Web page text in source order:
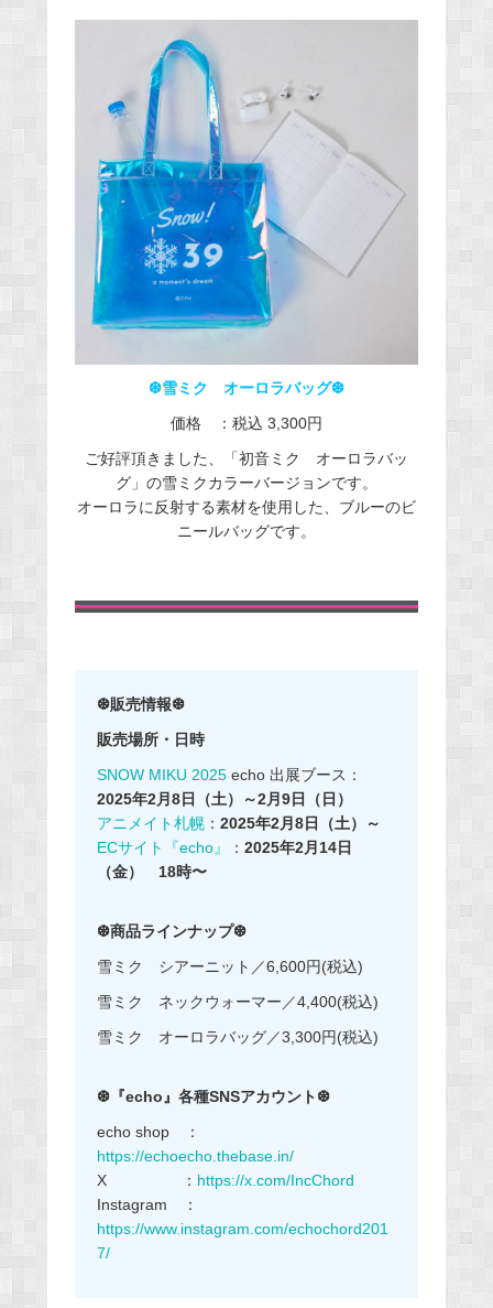
❆雪ミク オーロラバッグ❆
価格 ：税込 3,300円​
ご好評頂きました、「初音ミク オーロラバッ
グ」の雪ミクカラーバージョンです。
オーロラに反射する素材を使用した、ブルーのビ
ニールバッグです。
❆販売情報❆
販売場所・日時
SNOW MIKU 2025echo 出展ブース：
2025年2月8日（土）～2月9日（日）
アニメイト札幌： 2025年2月8日（土）～
ECサイト『echo』
： 2025年2月14日
（金） 18時〜
❆商品ラインナップ❆
雪ミク シアーニット／6,600円(税込)
雪ミク ネックウォーマー／4,400(税込)
雪ミク オーロラバッグ／3,300円(税込)
❆『echo』各種SNSアカウント❆
echo shop ：
https://echoecho.thebase.in/
X ： https://x.com/IncChord
Instagram ：
https://www.instagram.com/echochord201
7/